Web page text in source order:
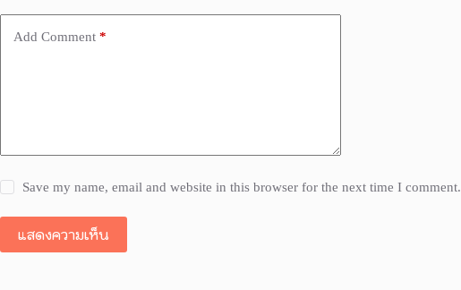
Add Comment *
Save my name, email and website in this browser for the next time I comment.
แสดงความเห็น